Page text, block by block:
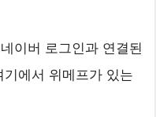
이버 로그인과 연결된
에서 위메프가 있는